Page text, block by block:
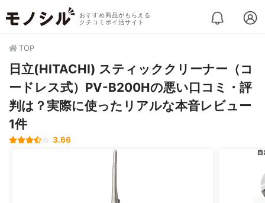
おすすめ商品がもらえる
クチコミポイ活サイト
TOP
日立(HITACHI) スティッククリーナー（コ
ードレス式）PV-B200Hの悪い口コミ・評
判は？実際に使ったリアルな本音レビュー
1件
3.66